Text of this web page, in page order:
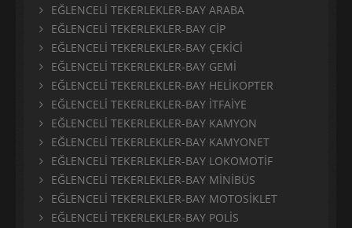
EĞLENCELİ TEKERLEKLER-BAY ARABA
EĞLENCELİ TEKERLEKLER-BAY CİP
EĞLENCELİ TEKERLEKLER-BAY ÇEKİCİ
EĞLENCELİ TEKERLEKLER-BAY GEMİ
EĞLENCELİ TEKERLEKLER-BAY HELİKOPTER
EĞLENCELİ TEKERLEKLER-BAY İTFAİYE
EĞLENCELİ TEKERLEKLER-BAY KAMYON
EĞLENCELİ TEKERLEKLER-BAY KAMYONET
EĞLENCELİ TEKERLEKLER-BAY LOKOMOTİF
EĞLENCELİ TEKERLEKLER-BAY MİNİBÜS
EĞLENCELİ TEKERLEKLER-BAY MOTOSİKLET
EĞLENCELİ TEKERLEKLER-BAY POLİS